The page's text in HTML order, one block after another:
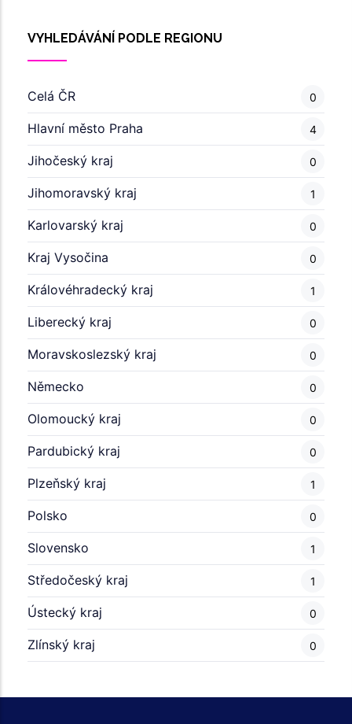
VYHLEDÁVÁNÍ PODLE REGIONU
Celá ČR 0
Hlavní město Praha 4
Jihočeský kraj 0
Jihomoravský kraj 1
Karlovarský kraj 0
Kraj Vysočina 0
Královéhradecký kraj 1
Liberecký kraj 0
Moravskoslezský kraj 0
Německo 0
Olomoucký kraj 0
Pardubický kraj 0
Plzeňský kraj 1
Polsko 0
Slovensko 1
Středočeský kraj 1
Ústecký kraj 0
Zlínský kraj 0